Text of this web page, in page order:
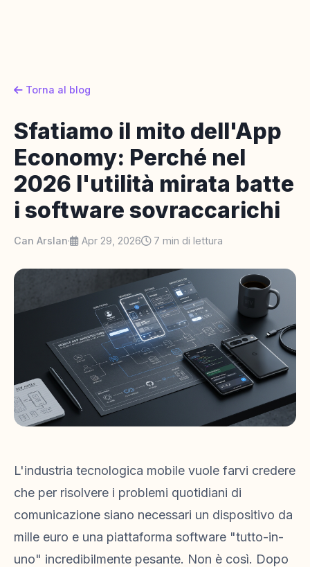
Torna al blog
Sfatiamo il mito dell'App
Economy: Perché nel
2026 l'utilità mirata batte
i software sovraccarichi
Can Arslan· Apr 29, 2026 7 min di lettura
L'industria tecnologica mobile vuole farvi credere
che per risolvere i problemi quotidiani di
comunicazione siano necessari un dispositivo da
mille euro e una piattaforma software "tutto-in-
uno" incredibilmente pesante. Non è così. Dopo